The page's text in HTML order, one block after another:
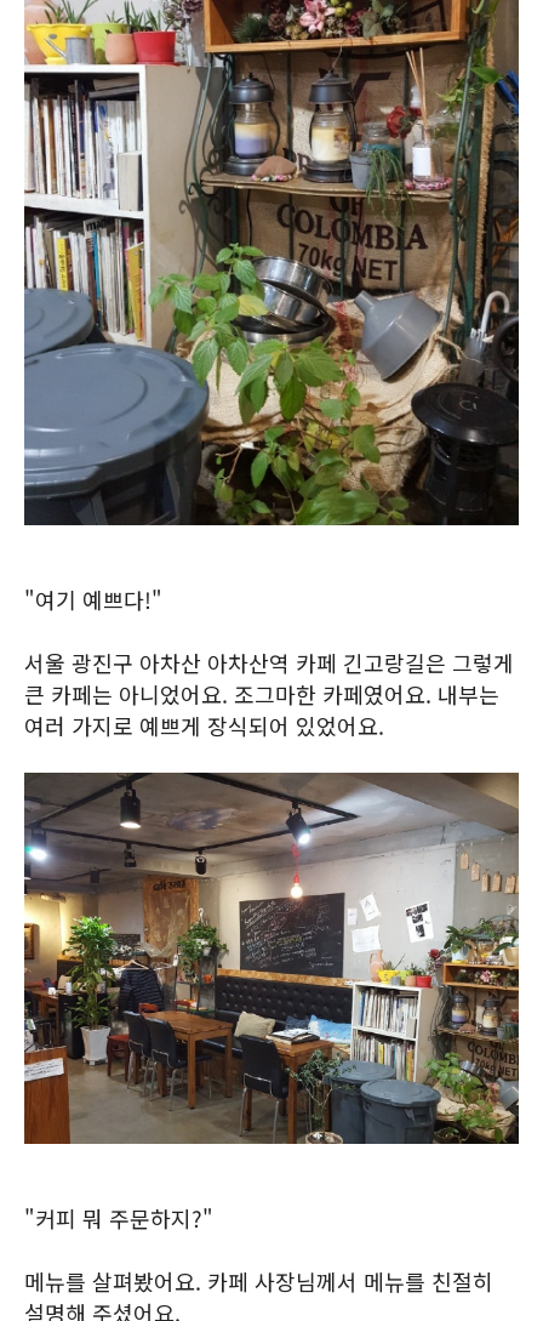
"여기 예쁘다!"
서울 광진구 아차산 아차산역 카페 긴고랑길은 그렇게
큰 카페는 아니었어요. 조그마한 카페였어요. 내부는
여러 가지로 예쁘게 장식되어 있었어요.
"커피 뭐 주문하지?"
메뉴를 살펴봤어요. 카페 사장님께서 메뉴를 친절히
설명해 주셨어요.